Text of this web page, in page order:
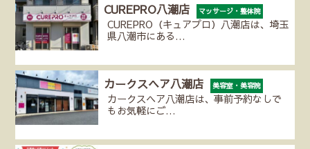
CUREPRO八潮店 マッサージ・整体院
CUREPRO（キュアプロ）八潮店は、埼玉
県八潮市にある…
カークスヘア八潮店 美容室・美容院
カークスヘア八潮店は、事前予約なしで
もお気軽にご…